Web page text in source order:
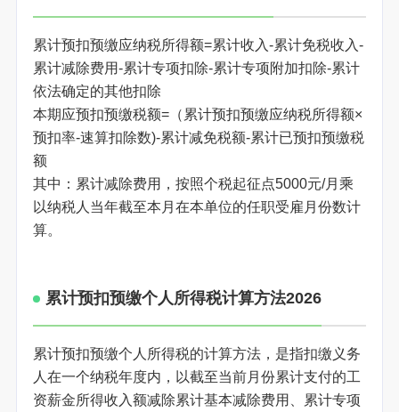
累计预扣预缴应纳税所得额=累计收入-累计免税收入-
累计减除费用-累计专项扣除-累计专项附加扣除-累计
依法确定的其他扣除
本期应预扣预缴税额=（累计预扣预缴应纳税所得额×
预扣率-速算扣除数)-累计减免税额-累计已预扣预缴税
额
其中：累计减除费用，按照个税起征点5000元/月乘
以纳税人当年截至本月在本单位的任职受雇月份数计
算。
累计预扣预缴个人所得税计算方法2026
累计预扣预缴个人所得税的计算方法，是指扣缴义务
人在一个纳税年度内，以截至当前月份累计支付的工
资薪金所得收入额减除累计基本减除费用、累计专项